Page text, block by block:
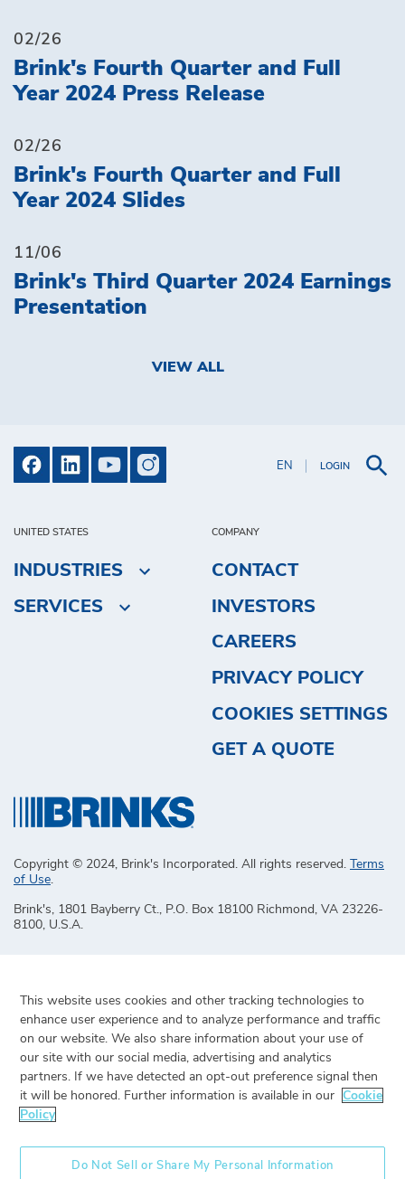
EN LOGIN
UNITED STATES
INDUSTRIES
SERVICES
COMPANY
CONTACT
INVESTORS
CAREERS
PRIVACY POLICY
COOKIES SETTINGS
GET A QUOTE
Copyright © 2024, Brink's Incorporated. All rights reserved.
Terms
of Use.
Brink's, 1801 Bayberry Ct., P.O. Box 18100 Richmond, VA 23226-
8100, U.S.A.
02/26
Brink's Fourth Quarter and Full
Year 2024 Press Release
02/26
Brink's Fourth Quarter and Full
Year 2024 Slides
11/06
Brink's Third Quarter 2024 Earnings
Presentation
VIEW ALL
This website uses cookies and other tracking technologies to
enhance user experience and to analyze performance and traffic
on our website. We also share information about your use of
our site with our social media, advertising and analytics
partners. If we have detected an opt-out preference signal then
it will be honored. Further information is available in our Cookie
Policy
Do Not Sell or Share My Personal Information